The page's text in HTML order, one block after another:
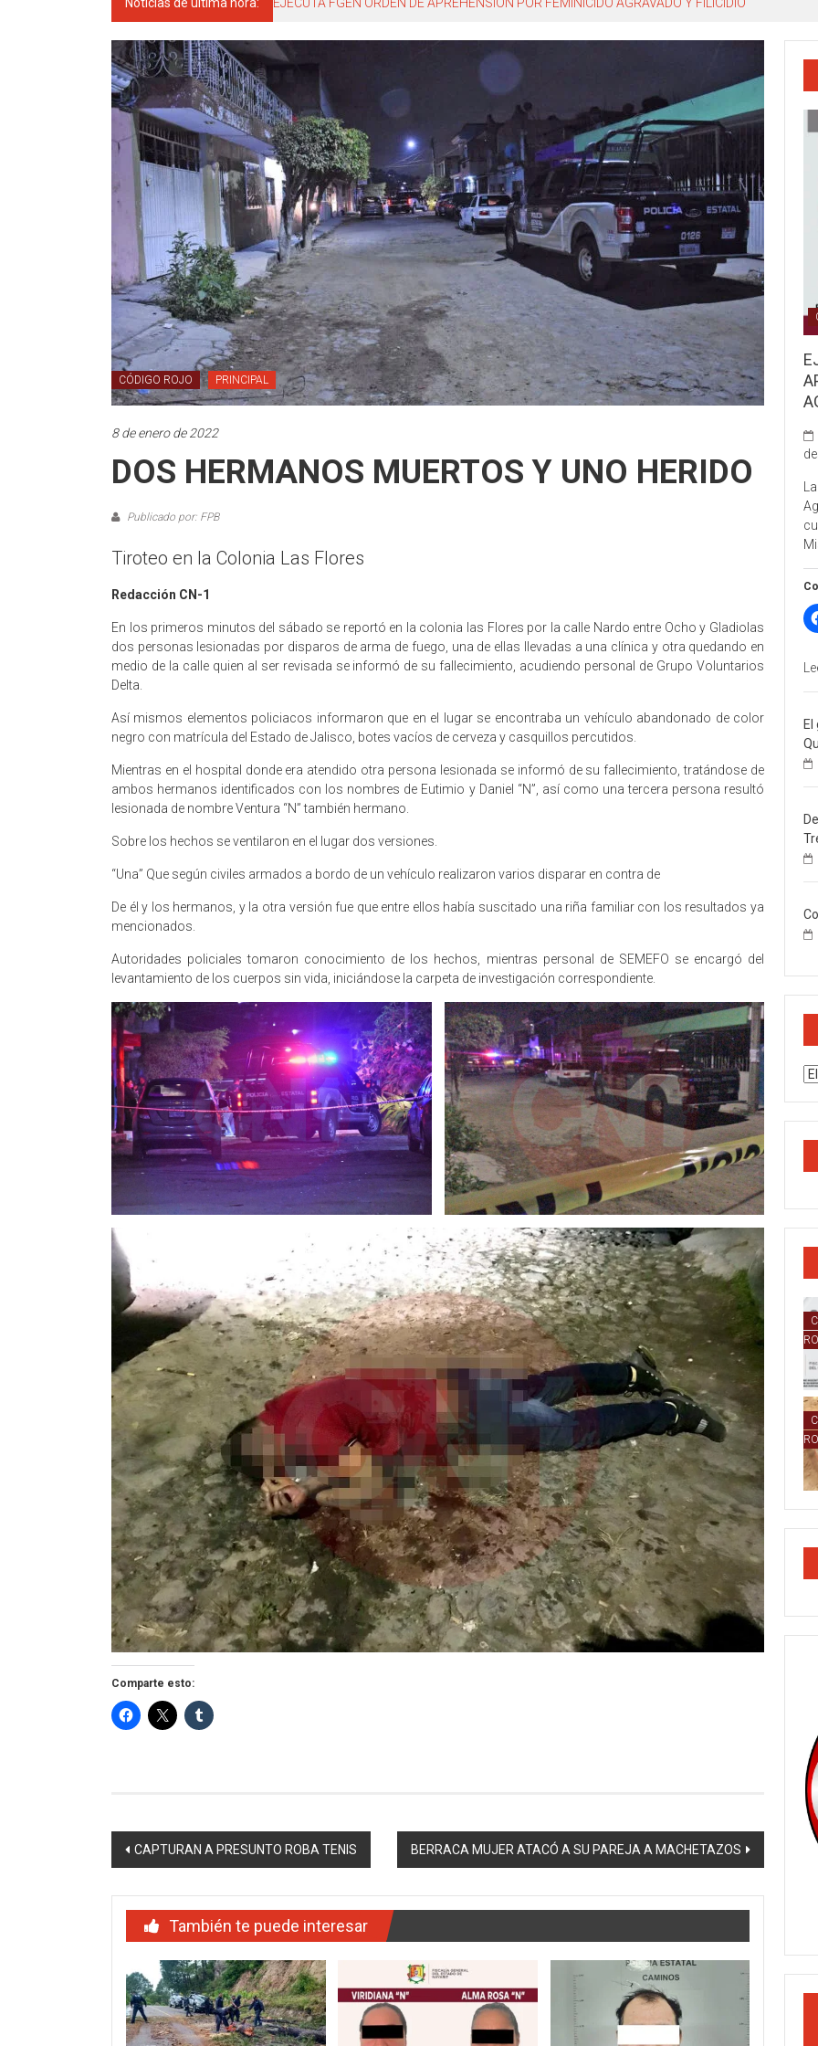
CÓDIGO ROJO PRINCIPAL
8 de enero de 2022
DOS HERMANOS MUERTOS Y UNO HERIDO
Publicado por: FPB
Tiroteo en la Colonia Las Flores
Redacción CN-1
En los primeros minutos del sábado se reportó en la colonia las Flores por la calle Nardo entre Ocho y Gladiolas
dos personas lesionadas por disparos de arma de fuego, una de ellas llevadas a una clínica y otra quedando en
medio de la calle quien al ser revisada se informó de su fallecimiento, acudiendo personal de Grupo Voluntarios
Delta.
Así mismos elementos policiacos informaron que en el lugar se encontraba un vehículo abandonado de color
negro con matrícula del Estado de Jalisco, botes vacíos de cerveza y casquillos percutidos.
Mientras en el hospital donde era atendido otra persona lesionada se informó de su fallecimiento, tratándose de
ambos hermanos identificados con los nombres de Eutimio y Daniel “N”, así como una tercera persona resultó
lesionada de nombre Ventura “N” también hermano.
Sobre los hechos se ventilaron en el lugar dos versiones.
“Una” Que según civiles armados a bordo de un vehículo realizaron varios disparar en contra de
De él y los hermanos, y la otra versión fue que entre ellos había suscitado una riña familiar con los resultados ya
mencionados.
Autoridades policiales tomaron conocimiento de los hechos, mientras personal de SEMEFO se encargó del
levantamiento de los cuerpos sin vida, iniciándose la carpeta de investigación correspondiente.
Comparte esto:
Navegación
entradas
CAPTURAN A PRESUNTO ROBA TENIS BERRACA MUJER ATACÓ A SU PAREJA A MACHETAZOS
También te puede interesar
El